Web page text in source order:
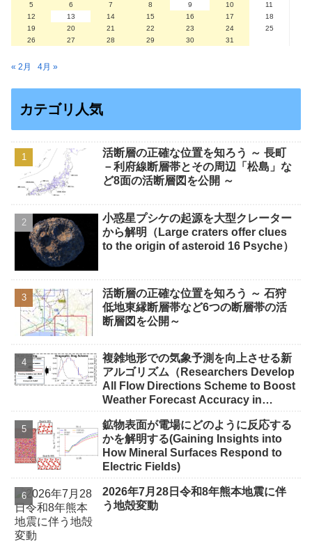
5
6 7 8 9 10
11
12
13 14 15 16 17
18
19
20 21 22 23 24
25
26
27 28 29 30 31
« 2月 4月 »
カテゴリ人気
活断層の正確な位置を知ろう ～ 長町
－利府線断層帯とその周辺「松島」な
ど8面の活断層図を公開 ～
小惑星プシケの起源を大型クレーター
から解明（Large craters offer clues
to the origin of asteroid 16 Psyche）
活断層の正確な位置を知ろう ～ 石狩
低地東縁断層帯など6つの断層帯の活
断層図を公開～
複雑地形での気象予測を向上させる新
アルゴリズム（Researchers Develop
All Flow Directions Scheme to Boost
Weather Forecast Accuracy in
鉱物表面が電場にどのように反応する
かを解明する(Gaining Insights into
How Mineral Surfaces Respond to
Electric Fields)
2026年7月28日令和8年熊本地震に伴
う地殻変動